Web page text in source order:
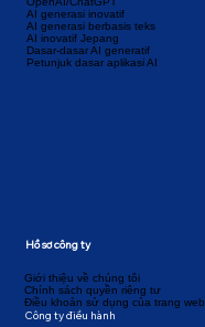
AI generasi inovatif
AI generasi berbasis teks
AI inovatif Jepang
Dasar-dasar AI generatif
Petunjuk dasar aplikasi AI
Giới thiệu về chúng tôi
Chính sách quyền riêng tư
Điều khoản sử dụng của trang web
Công ty điều hành
Hồ sơ công ty